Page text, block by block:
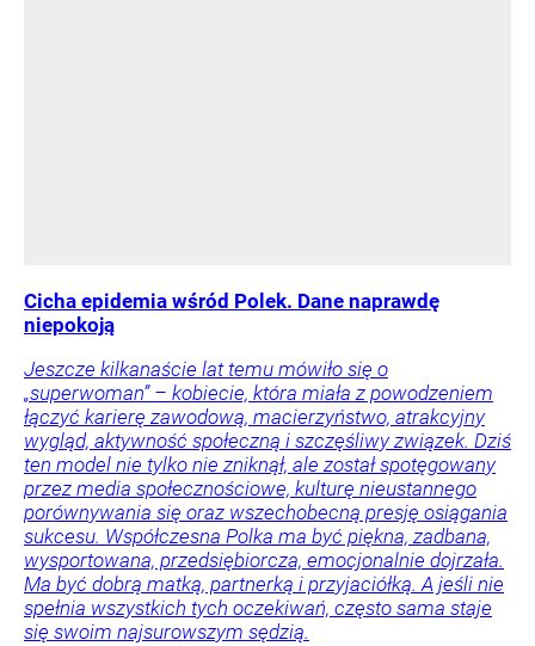
Cicha epidemia wśród Polek. Dane naprawdę
niepokoją
Jeszcze kilkanaście lat temu mówiło się o
„superwoman” – kobiecie, która miała z powodzeniem
łączyć karierę zawodową, macierzyństwo, atrakcyjny
wygląd, aktywność społeczną i szczęśliwy związek. Dziś
ten model nie tylko nie zniknął, ale został spotęgowany
przez media społecznościowe, kulturę nieustannego
porównywania się oraz wszechobecną presję osiągania
sukcesu. Współczesna Polka ma być piękna, zadbana,
wysportowana, przedsiębiorcza, emocjonalnie dojrzała.
Ma być dobrą matką, partnerką i przyjaciółką. A jeśli nie
spełnia wszystkich tych oczekiwań, często sama staje
się swoim najsurowszym sędzią.